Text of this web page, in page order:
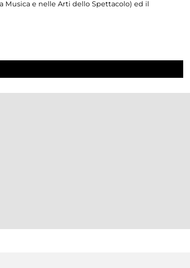
Musica e nelle Arti dello Spettacolo) ed il